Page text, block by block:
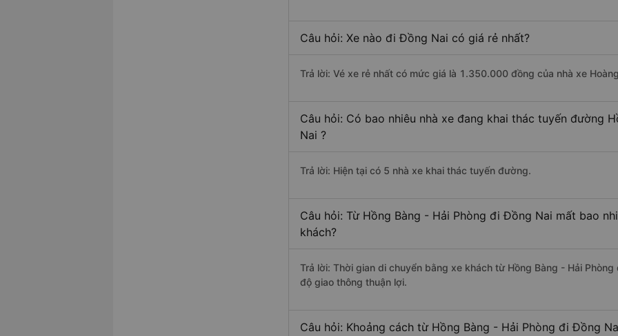
Câu hỏi: Xe nào đi Đồng Nai có giá rẻ nhất?
Trả lời: Vé xe rẻ nhất có mức giá là 1.350.000 đồng của nhà xe
Câu hỏi: Có bao nhiêu nhà xe đang khai thác tuyến đường
Nai ?
Trả lời: Hiện tại có 5 nhà xe khai thác tuyến đường.
Câu hỏi: Từ Hồng Bàng - Hải Phòng đi Đồng Nai mất bao
khách?
Trả lời: Thời gian di chuyển bằng xe khách từ Hồng Bàng - Hải
độ giao thông thuận lợi.
Câu hỏi: Khoảng cách từ Hồng Bàng - Hải Phòng đi Đồng